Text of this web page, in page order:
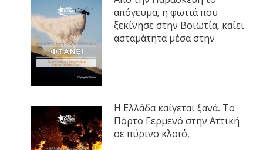
απόγευμα, η φωτιά που
ξεκίνησε στην Βοιωτία, καίει
ασταμάτητα μέσα στην
Η Ελλάδα καίγεται ξανά. Το
Πόρτο Γερμενό στην Αττική
σε πύρινο κλοιό.